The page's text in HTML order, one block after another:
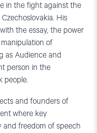
in the fight against the
His
the essay, the power
of
as Audience and
person in the
people.
and founders of
where key
and freedom of speech